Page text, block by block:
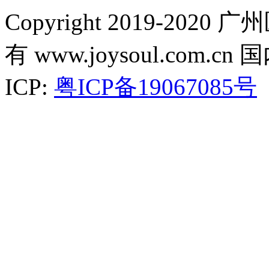
Copyright 2019-2020 广
有 www.joysoul.com.cn
ICP: 粤ICP备19067085号